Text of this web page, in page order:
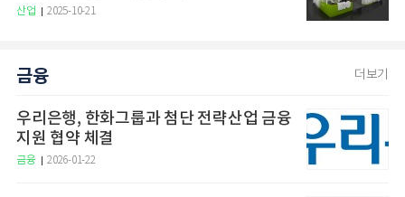
산업 2025-10-21
금융 더보기
우리은행, 한화그룹과 첨단 전략산업 금융
지원 협약 체결
금융 2026-01-22